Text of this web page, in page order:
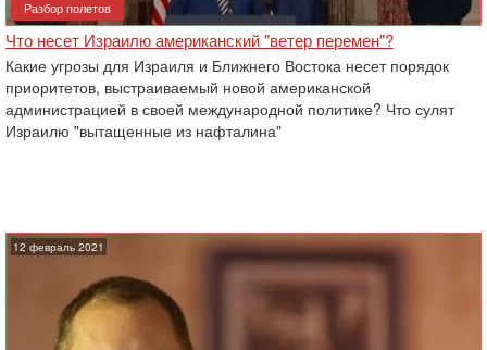
Разбор полетов
Что несет Израилю американский "ветер перемен"?
Какие угрозы для Израиля и Ближнего Востока несет порядок
приоритетов, выстраиваемый новой американской
администрацией в своей международной политике? Что сулят
Израилю "вытащенные из нафталина"
12 февраль 2021